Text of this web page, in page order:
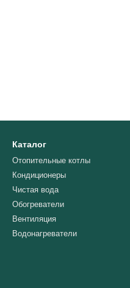
Каталог
Отопительные котлы
Кондиционеры
Чистая вода
Обогреватели
Вентиляция
Водонагреватели